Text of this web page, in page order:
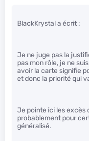
BlackKrystal a écrit :
Je ne juge pas la
pas mon rôle, je ne
avoir la carte signifie
et donc la priorité qui
Je pointe ici les excès
probablement pour
généralisé.